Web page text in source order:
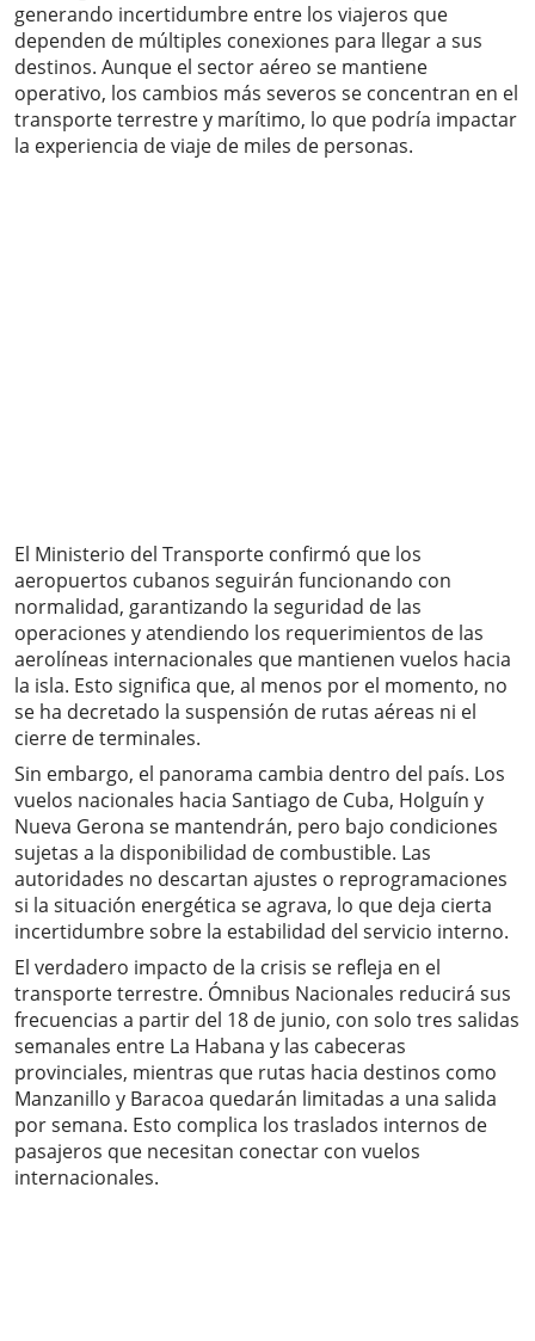
generando incertidumbre entre los viajeros que
dependen de múltiples conexiones para llegar a sus
destinos. Aunque el sector aéreo se mantiene
operativo, los cambios más severos se concentran en el
transporte terrestre y marítimo, lo que podría impactar
la experiencia de viaje de miles de personas.
El Ministerio del Transporte confirmó que los
aeropuertos cubanos seguirán funcionando con
normalidad, garantizando la seguridad de las
operaciones y atendiendo los requerimientos de las
aerolíneas internacionales que mantienen vuelos hacia
la isla. Esto significa que, al menos por el momento, no
se ha decretado la suspensión de rutas aéreas ni el
cierre de terminales.
Sin embargo, el panorama cambia dentro del país. Los
vuelos nacionales hacia Santiago de Cuba, Holguín y
Nueva Gerona se mantendrán, pero bajo condiciones
sujetas a la disponibilidad de combustible. Las
autoridades no descartan ajustes o reprogramaciones
si la situación energética se agrava, lo que deja cierta
incertidumbre sobre la estabilidad del servicio interno.
El verdadero impacto de la crisis se refleja en el
transporte terrestre. Ómnibus Nacionales reducirá sus
frecuencias a partir del 18 de junio, con solo tres salidas
semanales entre La Habana y las cabeceras
provinciales, mientras que rutas hacia destinos como
Manzanillo y Baracoa quedarán limitadas a una salida
por semana. Esto complica los traslados internos de
pasajeros que necesitan conectar con vuelos
internacionales.